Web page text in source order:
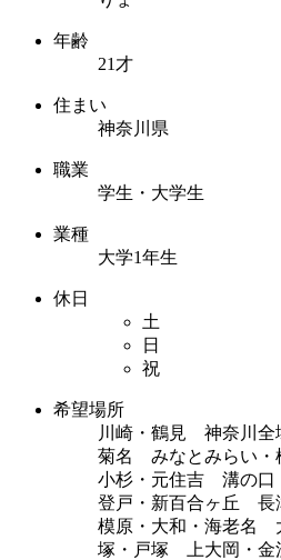
年齢
21才
住まい
神奈川県
職業
学生・大学生
業種
大学1年生
休日
土
日
祝
希望場所
川崎・鶴見 神奈川
菊名 みなとみらい
小杉・元住吉 溝の口
登戸・新百合ヶ丘 長
模原・大和・海老名
塚・戸塚 上大岡・